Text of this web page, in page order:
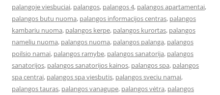
palangoje viesbuciai, palangos, palangos 4, palangos apartamentai,
palangos butu nuoma, palangos informacijos centras, palangos
kambariu nuoma, palangos kerpe, palangos kurortas, palangos
nameliu nuoma, palangos nuoma, palangos palanga, palangos
poilsio namai, palangos ramybe, palangos sanatorija, palangos
sanatorijos, palangos sanatorijos kainos, palangos spa, palangos
spa centrai, palangos spa viesbutis, palangos sveciu namai,
palangos tauras, palangos vanagupe, palangos vėtra, palangos